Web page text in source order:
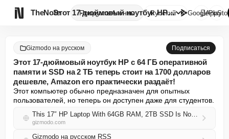
TheNote ПродуктыАгенты Этот 17-дюймовый ноутбук HP с ...
Русский GooglePlay

Gizmodo на русском Подписаться
Этот 17-дюймовый ноутбук HP с 64 ГБ оперативной
памяти и SSD на 2 ТБ теперь стоит на 1700 долларов
дешевле, Amazon его практически раздаёт!
Этот компьютер обычно предназначен для опытных
пользователей, но теперь он доступен даже для студентов.
This 17″ HP Laptop With 64GB RAM, 2TB SSD Is Now $1,700 Off, Amazon Practically Giving It Away
gizmodo.com
Gizmodo на русском RSS